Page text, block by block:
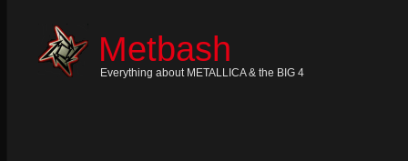
Metbash
Everything about METALLICA & the BIG 4